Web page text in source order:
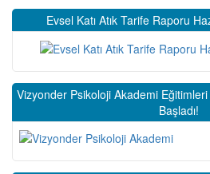
Evsel Katı Atık Tarife Raporu
Vizyonder Psikoloji Akademi Eğitimleri
Başladı!